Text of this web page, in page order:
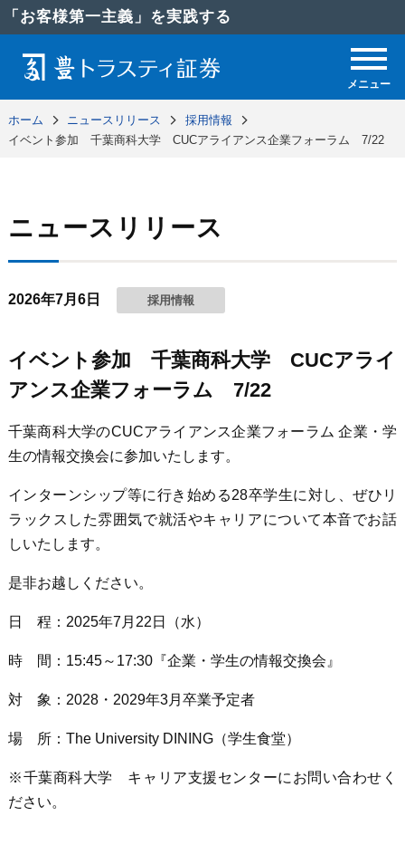
「お客様第一主義」を実践する
メニュー
ホーム ニュースリリース
採用情報
イベント参加 千葉商科大学 CUCアライアンス企業フォーラム 7/22
ニュースリリース
2026年7月6日 採用情報
イベント参加 千葉商科大学 CUCアライ
アンス企業フォーラム 7/22
千葉商科大学のCUCアライアンス企業フォーラム 企業・学
生の情報交換会に参加いたします。
インターンシップ等に行き始める28卒学生に対し、ぜひリ
ラックスした雰囲気で就活やキャリアについて本音でお話
しいたします。
是非お越しください。
日 程：2025年7月22日（水）
時 間：15:45～17:30『企業・学生の情報交換会』
対 象：2028・2029年3月卒業予定者
場 所：The University DINING（学生食堂）
※千葉商科大学 キャリア支援センターにお問い合わせく
ださい。